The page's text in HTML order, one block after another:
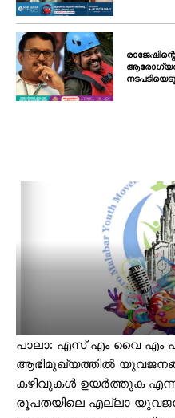
പാലാ: എസ് എം വൈ എം
ആഭിമുഖ്യത്തിൽ
കഴിവുകൾ ഉയർത്തുക
രൂപതയിലെ എല്ലാ